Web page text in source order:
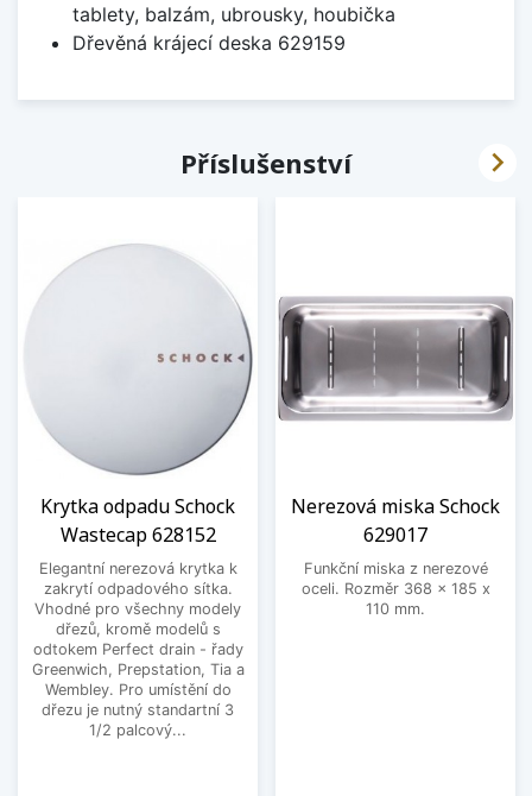
tablety, balzám, ubrousky, houbička
Dřevěná krájecí deska 629159
Příslušenství
Krytka odpadu Schock
Wastecap 628152
Elegantní nerezová krytka k
zakrytí odpadového sítka.
Vhodné pro všechny modely
dřezů, kromě modelů s
odtokem Perfect drain - řady
Greenwich, Prepstation, Tia a
Wembley. Pro umístění do
dřezu je nutný standartní 3
1/2 palcový...
Nerezová miska Schock
629017
Funkční miska z nerezové
oceli. Rozměr 368 x 185 x
110 mm.
